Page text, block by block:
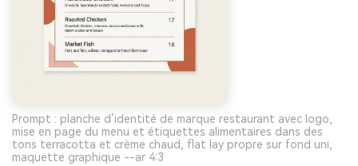
Prompt : planche d’identité de marque restaurant avec logo,
mise en page du menu et étiquettes alimentaires dans des
tons terracotta et crème chaud, flat lay propre sur fond uni,
maquette graphique --ar 4:3